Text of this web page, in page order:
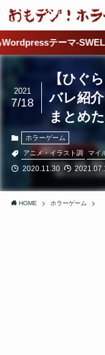
マ-SWELL-『click me!
【ひぐ
バレ紹
まとめ
2021
7/18
ホラーゲーム
アニメ・イラスト調 マイ
2020.11.30
HOME ホラーゲーム